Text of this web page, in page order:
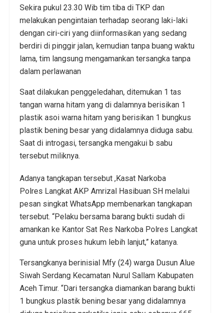
Sekira pukul 23.30 Wib tim tiba di TKP dan
melakukan pengintaian terhadap seorang laki-laki
dengan ciri-ciri yang diinformasikan yang sedang
berdiri di pinggir jalan, kemudian tanpa buang waktu
lama, tim langsung mengamankan tersangka tanpa
dalam perlawanan
Saat dilakukan penggeledahan, ditemukan 1 tas
tangan warna hitam yang di dalamnya berisikan 1
plastik asoi warna hitam yang berisikan 1 bungkus
plastik bening besar yang didalamnya diduga sabu.
Saat di introgasi, tersangka mengakui b sabu
tersebut miliknya.
Adanya tangkapan tersebut ,Kasat Narkoba
Polres Langkat AKP Amrizal Hasibuan SH melalui
pesan singkat WhatsApp membenarkan tangkapan
tersebut. “Pelaku bersama barang bukti sudah di
amankan ke Kantor Sat Res Narkoba Polres Langkat
guna untuk proses hukum lebih lanjut,” katanya.
Tersangkanya berinisial Mfy (24) warga Dusun Alue
Siwah Serdang Kecamatan Nurul Sallam Kabupaten
Aceh Timur. “Dari tersangka diamankan barang bukti
1 bungkus plastik bening besar yang didalamnya